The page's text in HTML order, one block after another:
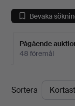
Bevaka
Pågående
48 föremål
Pågående
auktioner
Sortera